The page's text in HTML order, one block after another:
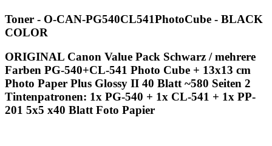
Toner - O-CAN-PG540CL541PhotoCube - BLACK
COLOR
ORIGINAL Canon Value Pack Schwarz / mehrere
Farben PG-540+CL-541 Photo Cube + 13x13 cm
Photo Paper Plus Glossy II 40 Blatt ~580 Seiten 2
Tintenpatronen: 1x PG-540 + 1x CL-541 + 1x PP-
201 5x5 x40 Blatt Foto Papier